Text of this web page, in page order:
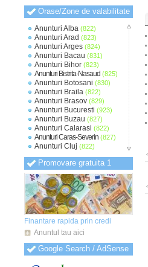
Orase/Zone de valabilitate
Anunturi Alba (822)
Anunturi Arad (823)
Anunturi Arges (824)
Anunturi Bacau (831)
Anunturi Bihor (823)
Anunturi Bistrita-Nasaud (825)
Anunturi Botosani (830)
Anunturi Braila (822)
Anunturi Brasov (829)
Anunturi Bucuresti (923)
Anunturi Buzau (827)
Anunturi Calarasi (822)
Anunturi Caras-Severin (827)
Anunturi Cluj (822)
Anunturi Constanta
Anunturi Covasna(819)
Anunturi Dambovita(822)
Anunturi Dolj(823)
Anunturi Galati(824)
Anunturi Giurgiu(820)
Anunturi Gorj(819)
Anunturi Harghita (820)
Anunturi Hunedoara
Anunturi Ialomita
Anunturi Iasi(822)
Anunturi Ilfov(827)
Anunturi Maramures
Promovare gratuita 1
Finantare rapida prin credi
Anuntul tau aici
Google Search / AdSense